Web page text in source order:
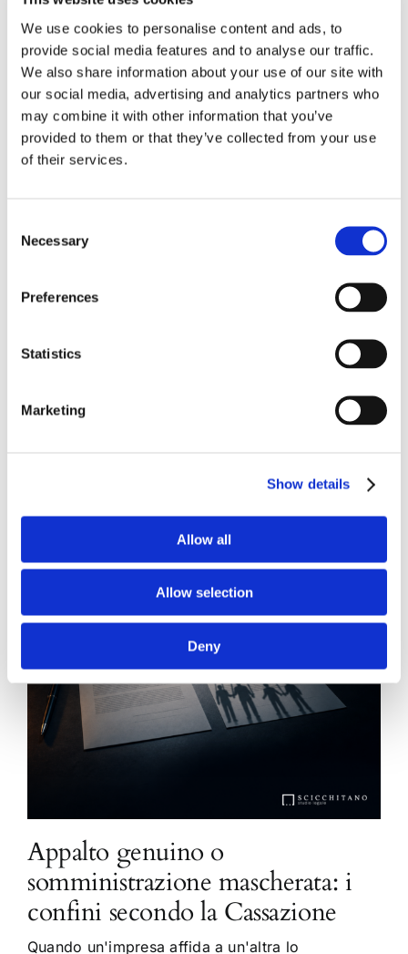
We use cookies to personalise content and ads, to
provide social media features and to analyse our traffic.
We also share information about your use of our site with
our social media, advertising and analytics partners who
may combine it with other information that you’ve
provided to them or that they’ve collected from your use
of their services.
Selection
Necessary
Preferences
Statistics
Marketing
Show details
Allow all
Allow selection
Deny
rapporti tra surrogazione legale e
regresso
La sentenza n. 16835 del 29 maggio 2026 della
Corte di Cassazione offre l'occasione per tornare
su un tema di grande rilievo teorico e pratico
nell'ambito delle obbligazioni solidali passive: il
rapporto tra l'azione di [...]
21 Luglio 2026
Diritto del Lavoro, Michela Colitta, Sentenze Cassazione
News.
Appalto genuino o
somministrazione mascherata: i
confini secondo la Cassazione
Quando un'impresa affida a un'altra lo